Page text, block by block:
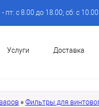
- пт: с 8.00 до 18.00; сб: с
Услуги Доставка
Фильтры для